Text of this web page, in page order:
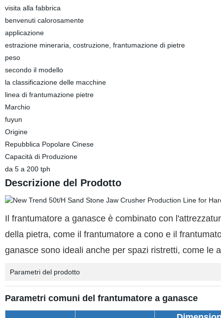
visita alla fabbrica
benvenuti calorosamente
applicazione
estrazione mineraria, costruzione, frantumazione di pietre
peso
secondo il modello
la classificazione delle macchine
linea di frantumazione pietre
Marchio
fuyun
Origine
Repubblica Popolare Cinese
Capacità di Produzione
da 5 a 200 tph
Descrizione del Prodotto
Il frantumatore a ganasce è combinato con
della pietra, come il frantumatore a cono e il
ganasce sono ideali anche per spazi ristretti, come le
Parametri del prodotto
Parametri comuni del frantumatore a ganasce